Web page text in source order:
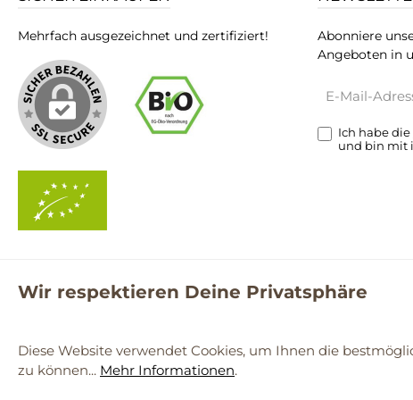
Mehrfach ausgezeichnet und zertifiziert!
Abonniere
Angeboten in
Mail-
Ich habe die
und bin mit
©
Wir respektieren Deine Privatsphäre
Diese Website verwendet Cookies, um Ihnen die
zu können... Mehr Informationen.